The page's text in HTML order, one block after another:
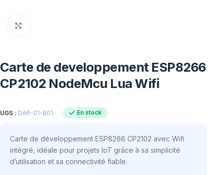
Carte de developpement ESP8266
CP2102 NodeMcu Lua Wifi
UGS : DAR-01-B01 En stock
Carte de développement ESP8266 CP2102 avec Wifi
intégré, idéale pour projets IoT grâce à sa simplicité
d’utilisation et sa connectivité fiable.